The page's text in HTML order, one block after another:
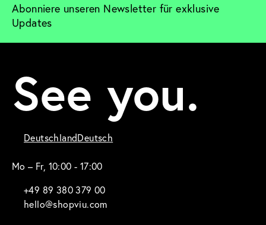
Abonniere unseren Newsletter für exklusive
Updates
See you.
DeutschlandDeutsch
Mo – Fr, 10:00 - 17:00
+49 89 380 379 00
hello@shopviu.com